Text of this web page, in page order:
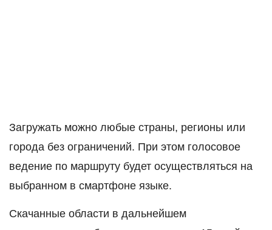
Загружать можно любые страны, регионы или
города без ограничений. При этом голосовое
ведение по маршруту будет осуществляться на
выбранном в смартфоне языке.
Скачанные области в дальнейшем